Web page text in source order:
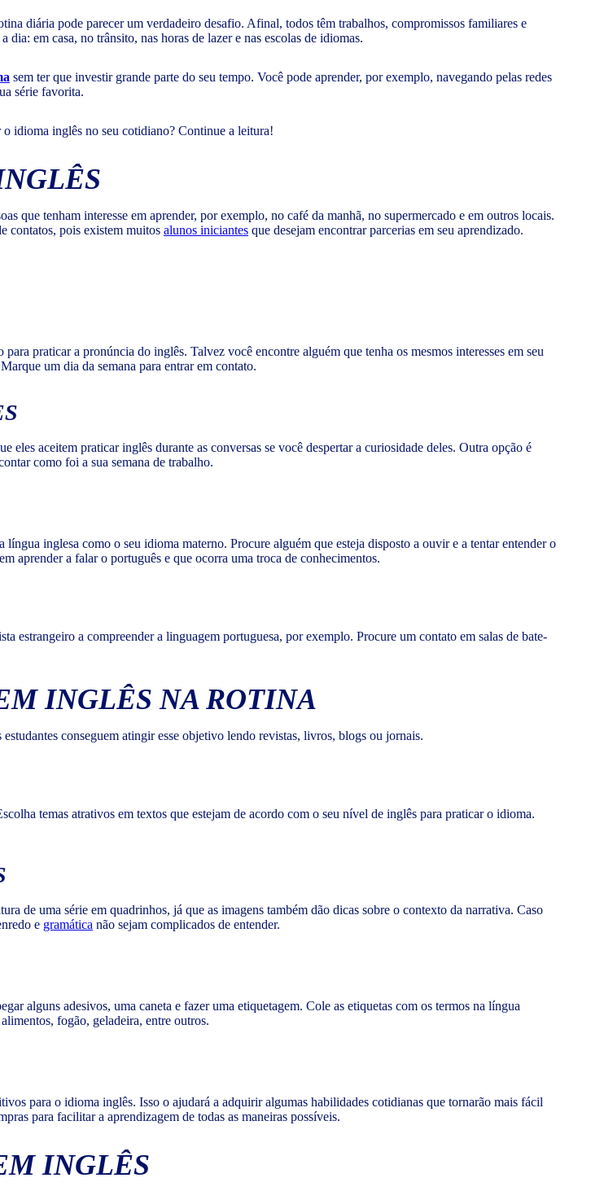
diária pode parecer um verdadeiro desafio. Afinal, todos têm trabalhos, compromissos familiares e
em casa, no trânsito, nas horas de lazer e nas escolas de idiomas.
sem ter que investir grande parte do seu tempo. Você pode aprender, por exemplo, navegando pelas redes
série favorita.
o idioma inglês no seu cotidiano? Continue a leitura!
que tenham interesse em aprender, por exemplo, no café da manhã, no supermercado e em outros locais.
contatos, pois existem muitos alunos iniciantes que desejam encontrar parcerias em seu aprendizado.
praticar a pronúncia do inglês. Talvez você encontre alguém que tenha os mesmos interesses em seu
um dia da semana para entrar em contato.
aceitem praticar inglês durante as conversas se você despertar a curiosidade deles. Outra opção é
como foi a sua semana de trabalho.
inglesa como o seu idioma materno. Procure alguém que esteja disposto a ouvir e a tentar entender o
aprender a falar o português e que ocorra uma troca de conhecimentos.
estrangeiro a compreender a linguagem portuguesa, por exemplo. Procure um contato em salas de bate-
INGLÊS NA ROTINA
conseguem atingir esse objetivo lendo revistas, livros, blogs ou jornais.
temas atrativos em textos que estejam de acordo com o seu nível de inglês para praticar o idioma.
de uma série em quadrinhos, já que as imagens também dão dicas sobre o contexto da narrativa. Caso
e gramática não sejam complicados de entender.
alguns adesivos, uma caneta e fazer uma etiquetagem. Cole as etiquetas com os termos na língua
fogão, geladeira, entre outros.
para o idioma inglês. Isso o ajudará a adquirir algumas habilidades cotidianas que tornarão mais fácil
para facilitar a aprendizagem de todas as maneiras possíveis.
INGLÊS